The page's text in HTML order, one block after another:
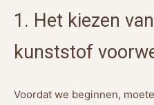
1. Het kiezen
kunststof
Voordat we beginnen,